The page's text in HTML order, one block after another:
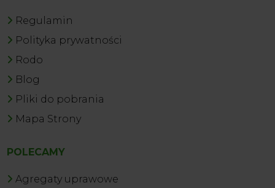
Regulamin
Polityka prywatności
Rodo
Blog
Pliki do pobrania
Mapa Strony
POLECAMY
Agregaty uprawowe